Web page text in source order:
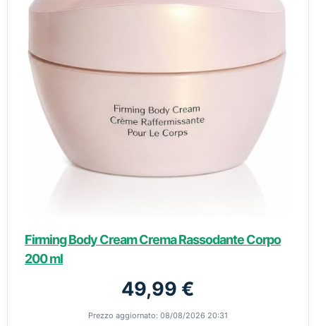
Firming Body Cream Crema Rassodante Corpo
200 ml
49,99 €
Prezzo aggiornato: 08/08/2026 20:31